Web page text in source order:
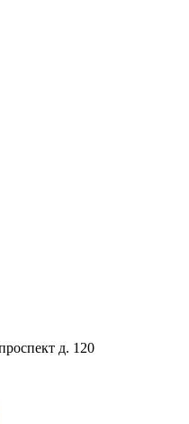
д. 120